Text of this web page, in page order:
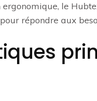
ergonomique, le
répondre aux